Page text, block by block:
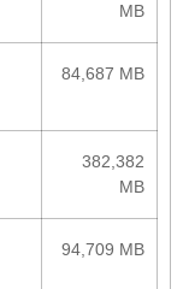
MB
84,687 MB
382,382
MB
94,709 MB